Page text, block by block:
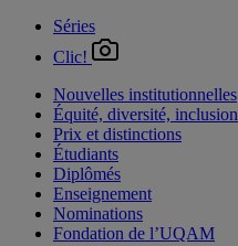
Séries
Clic!
Nouvelles institutionnelles
Équité, diversité, inclusion
Prix et distinctions
Étudiants
Diplômés
Enseignement
Nominations
Fondation de l’UQAM